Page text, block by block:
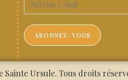
ABONNEZ-VOUS
Sainte Ursule. Tous droits